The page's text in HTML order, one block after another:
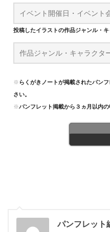
投稿したイラストの作品ジャンル・
※ らくがきノートが掲載されたパン
さい。
※パンフレット掲載から３ヵ月以内の
パンフレット